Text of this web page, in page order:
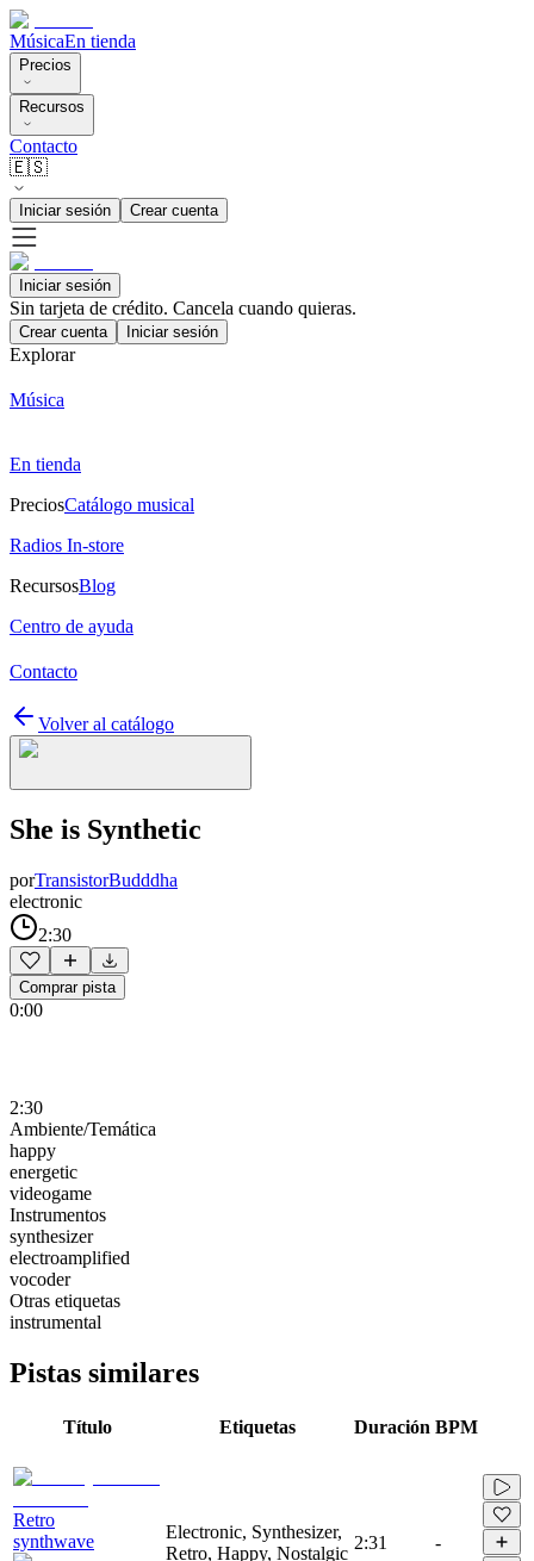
MúsicaEn tienda
Precios
Recursos
Contacto
🇪🇸
Iniciar sesión Crear cuenta
Iniciar sesión
Sin tarjeta de crédito. Cancela cuando quieras.
Crear cuenta Iniciar sesión
Explorar
Música
En tienda
PreciosCatálogo musical
Radios In-store
RecursosBlog
Centro de ayuda
Contacto
Volver al catálogo
She is Synthetic
porTransistorBudddha
electronic
2:30
Comprar pista
0:00
2:30
Ambiente/Temática
happy
energetic
videogame
Instrumentos
synthesizer
electroamplified
vocoder
Otras etiquetas
instrumental
Pistas similares
Título Etiquetas Duración BPM
Retro
synthwave
Electronic, Synthesizer,
Retro, Happy, Nostalgic
2:31 -